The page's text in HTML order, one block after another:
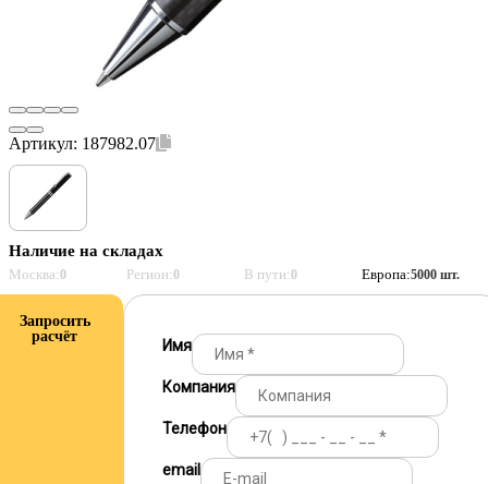
Артикул: 187982.07
Наличие на складах
Москва:0 Регион:0 В пути:0 Европа:5000 шт.
Запросить
расчёт
Имя
Компания
Телефон
email